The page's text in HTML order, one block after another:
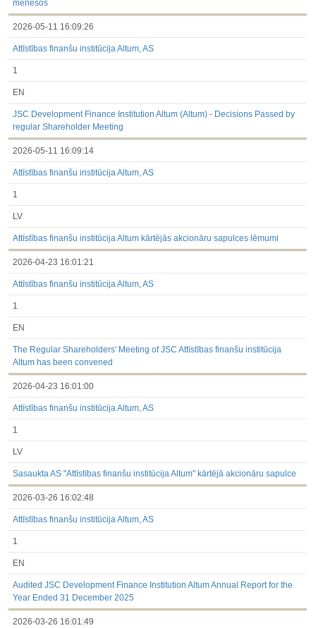
mēnešos
2026-05-11 16:09:26
Attīstības finanšu institūcija Altum, AS
1
EN
JSC Development Finance Institution Altum (Altum) - Decisions Passed by
regular Shareholder Meeting
2026-05-11 16:09:14
Attīstības finanšu institūcija Altum, AS
1
LV
Attīstības finanšu institūcija Altum kārtējās akcionāru sapulces lēmumi
2026-04-23 16:01:21
Attīstības finanšu institūcija Altum, AS
1
EN
The Regular Shareholders' Meeting of JSC Attīstības finanšu institūcija
Altum has been convened
2026-04-23 16:01:00
Attīstības finanšu institūcija Altum, AS
1
LV
Sasaukta AS "Attīstības finanšu institūcija Altum" kārtējā akcionāru sapulce
2026-03-26 16:02:48
Attīstības finanšu institūcija Altum, AS
1
EN
Audited JSC Development Finance Institution Altum Annual Report for the
Year Ended 31 December 2025
2026-03-26 16:01:49